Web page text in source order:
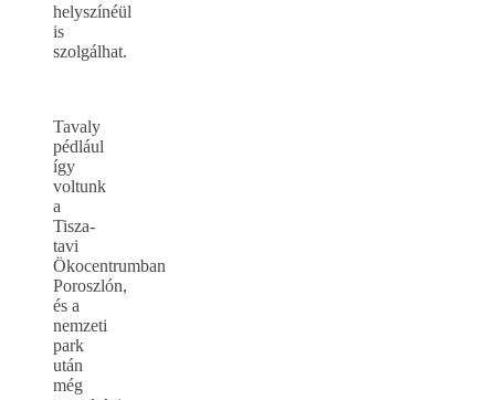
helyszínéül
is
szolgálhat.
Tavaly
pédlául
így
voltunk
a
Tisza-
tavi
Ökocentrumban
Poroszlón,
és a
nemzeti
park
után
még